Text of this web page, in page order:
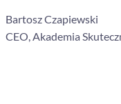
Bartosz Czapiewski
CEO, Akademia